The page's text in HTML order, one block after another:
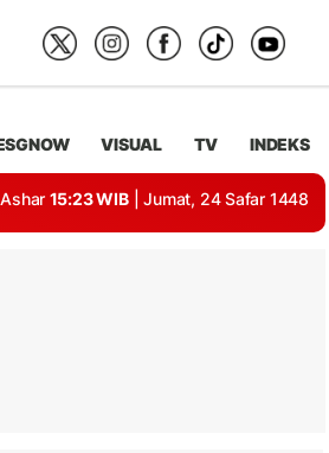
VISUAL TV INDEKS
Ashar 15:23 WIB | Jumat, 24 Safar 1448